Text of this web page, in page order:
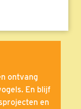
ontvang
En blijf
en